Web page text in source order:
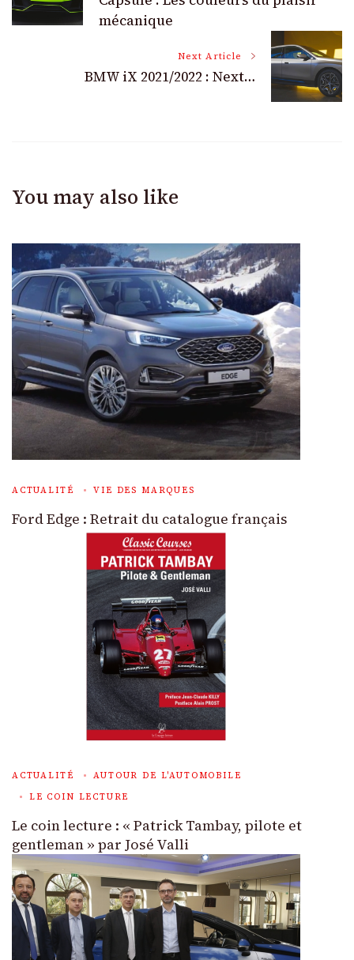
Navigation
mécanique
Next Article
BMW iX 2021/2022 : Next…
You may also like
ACTUALITÉ VIE DES MARQUES
Ford Edge : Retrait du catalogue français
ACTUALITÉ
AUTOUR DE L'AUTOMOBILE
LE COIN LECTURE
Le coin lecture : « Patrick Tambay, pilote et
gentleman » par José Valli